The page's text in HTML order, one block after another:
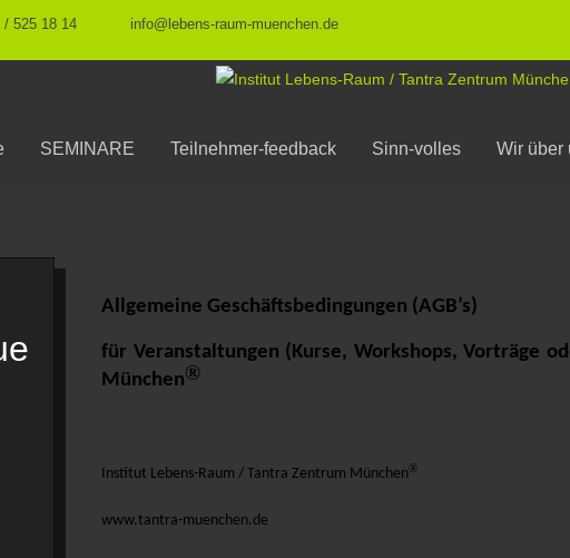
/ 525 18 14 info@lebens-raum-muenchen.de
SEMINARE Teilnehmer-feedback Sinn-volles Wir über
Allgemeine Geschäftsbedingungen (AGB’s)
für Veranstaltungen (Kurse, Workshops, Vorträge
München®
Institut Lebens-Raum / Tantra Zentrum München®
www.tantra-muenchen.de